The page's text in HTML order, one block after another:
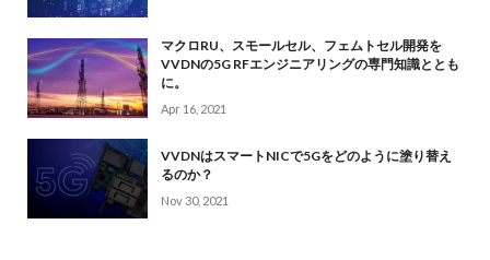
マクロRU、スモールセル、フェムトセル開発を
VVDNの5G RFエンジニアリングの専門知識ととも
に。
Apr 16, 2021
VVDNはスマートNICで5Gをどのように塗り替え
るのか？
Nov 30, 2021